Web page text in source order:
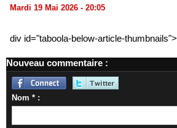
Mardi 19 Mai 2026 - 20:05
div id="taboola-below-article-thumbnails">
Nouveau commentaire :
Nom * :